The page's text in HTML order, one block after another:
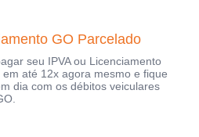
GO Parcelado
seu IPVA ou Licenciamento
até 12x agora mesmo e fique
dia com os débitos veiculares